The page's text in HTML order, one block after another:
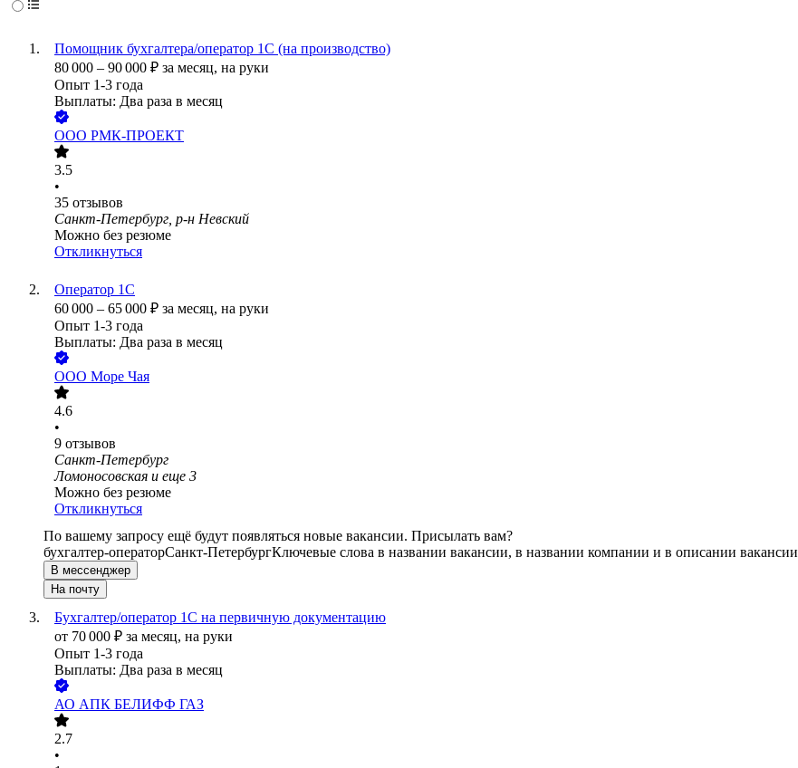
Помощник бухгалтера/оператор 1С (на производство)
80 000 – 90 000 ₽ за месяц, на руки
Опыт 1-3 года
Выплаты: Два раза в месяц
ООО РМК-ПРОЕКТ
3.5
•
35 отзывов
Санкт-Петербург, р-н Невский
Можно без резюме
Откликнуться
Оператор 1С
60 000 – 65 000 ₽ за месяц, на руки
Опыт 1-3 года
Выплаты: Два раза в месяц
ООО Море Чая
4.6
•
9 отзывов
Санкт-Петербург
Ломоносовская и еще 3
Можно без резюме
Откликнуться
По вашему запросу ещё будут появляться новые вакансии. Присылать вам?
бухгалтер-операторСанкт-ПетербургКлючевые слова в названии вакансии, в названии компании и в описании вакансии
В мессенджер
На почту
Бухгалтер/оператор 1С на первичную документацию
от 70 000 ₽ за месяц, на руки
Опыт 1-3 года
Выплаты: Два раза в месяц
АО АПК БЕЛИФФ ГАЗ
2.7
•